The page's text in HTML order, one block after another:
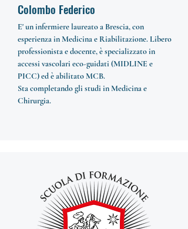
Colombo Federico
E' un infermiere laureato a Brescia, con
esperienza in Medicina e Riabilitazione. Libero
professionista e docente, è specializzato in
accessi vascolari eco-guidati (MIDLINE e
PICC) ed è abilitato MCB.
Sta completando gli studi in Medicina e
Chirurgia.